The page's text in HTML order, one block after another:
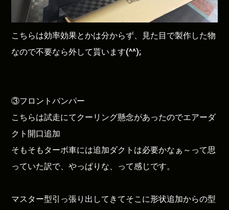
こちらは効率効果とかは分からず、見た目で製作した物
なので不要なら外して貰います(^^);
③フロントバンパー
こちらは試走にてクーリング懸念があったのでエアーダ
クト開口追加
そもそもターボ車には追加ダクトは必要かなぁ～って思
っていた訳で、やっぱりな、って感じです。
マスター型引っ張り出してきてそこに形状追加からの型